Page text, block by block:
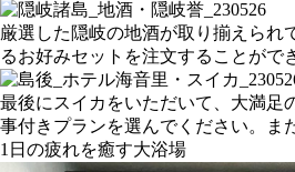
厳選した隠岐の地酒が取り揃えられ
るお好みセットを注文することがで
最後にスイカをいただいて、大満足
事付きプランを選んでください。ま
1日の疲れを癒す大浴場